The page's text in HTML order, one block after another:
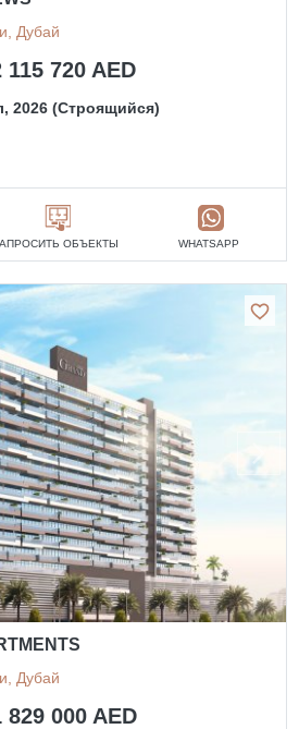
Дубай
115 720 AED
2026 (Строящийся)
ОБЪЕКТЫ WHATSAPP
Дубай
829 000 AED